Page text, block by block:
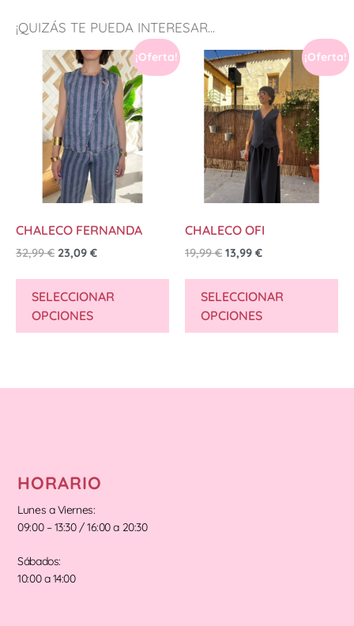
¡QUIZÁS TE PUEDA INTERESAR...
¡Oferta!
CHALECO FERNANDA
32,99€ 23,09 €
SELECCIONAR
OPCIONES
¡Oferta!
CHALECO OFI
19,99€ 13,99 €
SELECCIONAR
OPCIONES
HORARIO
Lunes a Viernes:
09:00 – 13:30 / 16:00 a 20:30
Sábados:
10:00 a 14:00